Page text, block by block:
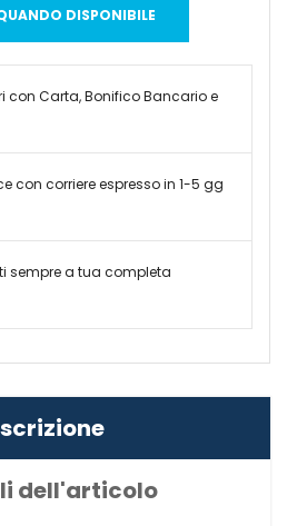
DISPONIBILE
con Carta, Bonifico Bancario e
con corriere espresso in 1-5 gg
sempre a tua completa
dell'articolo